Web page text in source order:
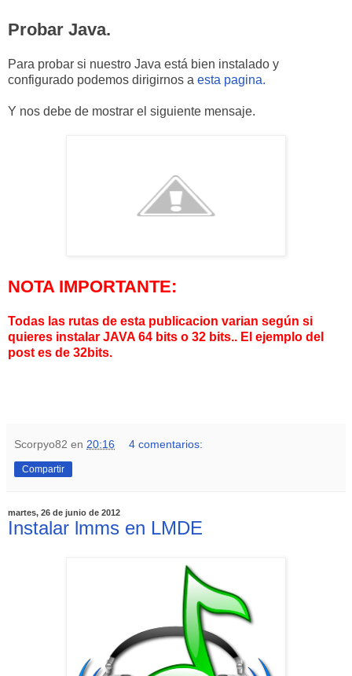
Probar Java.
Para probar si nuestro Java está bien instalado y
configurado podemos dirigirnos a esta pagina.
Y nos debe de mostrar el siguiente mensaje.
NOTA IMPORTANTE:
Todas las rutas de esta publicacion varian según si
quieres instalar JAVA 64 bits o 32 bits.. El ejemplo del
post es de 32bits.
Scorpyo82 en 20:16 4 comentarios:
Compartir
martes, 26 de junio de 2012
Instalar lmms en LMDE